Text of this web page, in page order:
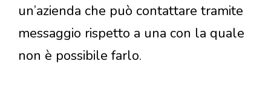
un’azienda che può contattare tramite
messaggio rispetto a una con la quale
non è possibile farlo.